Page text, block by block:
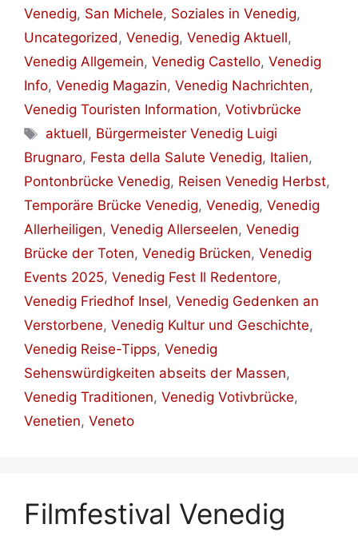
Venedig, San Michele, Soziales in Venedig,
Uncategorized, Venedig, Venedig Aktuell,
Venedig Allgemein, Venedig Castello, Venedig
Info, Venedig Magazin, Venedig Nachrichten,
Venedig Touristen Information, Votivbrücke
Schlagwörter
aktuell, Bürgermeister Venedig Luigi
Brugnaro, Festa della Salute Venedig, Italien,
Pontonbrücke Venedig, Reisen Venedig Herbst,
Temporäre Brücke Venedig, Venedig, Venedig
Allerheiligen, Venedig Allerseelen, Venedig
Brücke der Toten, Venedig Brücken, Venedig
Events 2025, Venedig Fest Il Redentore,
Venedig Friedhof Insel, Venedig Gedenken an
Verstorbene, Venedig Kultur und Geschichte,
Venedig Reise-Tipps, Venedig
Sehenswürdigkeiten abseits der Massen,
Venedig Traditionen, Venedig Votivbrücke,
Venetien, Veneto
Filmfestival Venedig